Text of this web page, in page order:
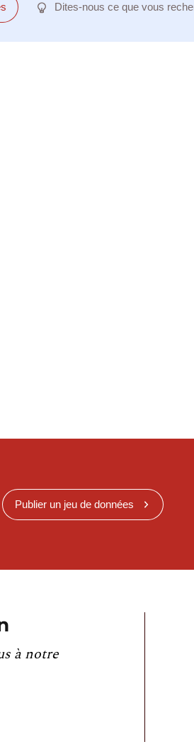
Dites-nous ce que vous
Publier un jeu de données
à notre